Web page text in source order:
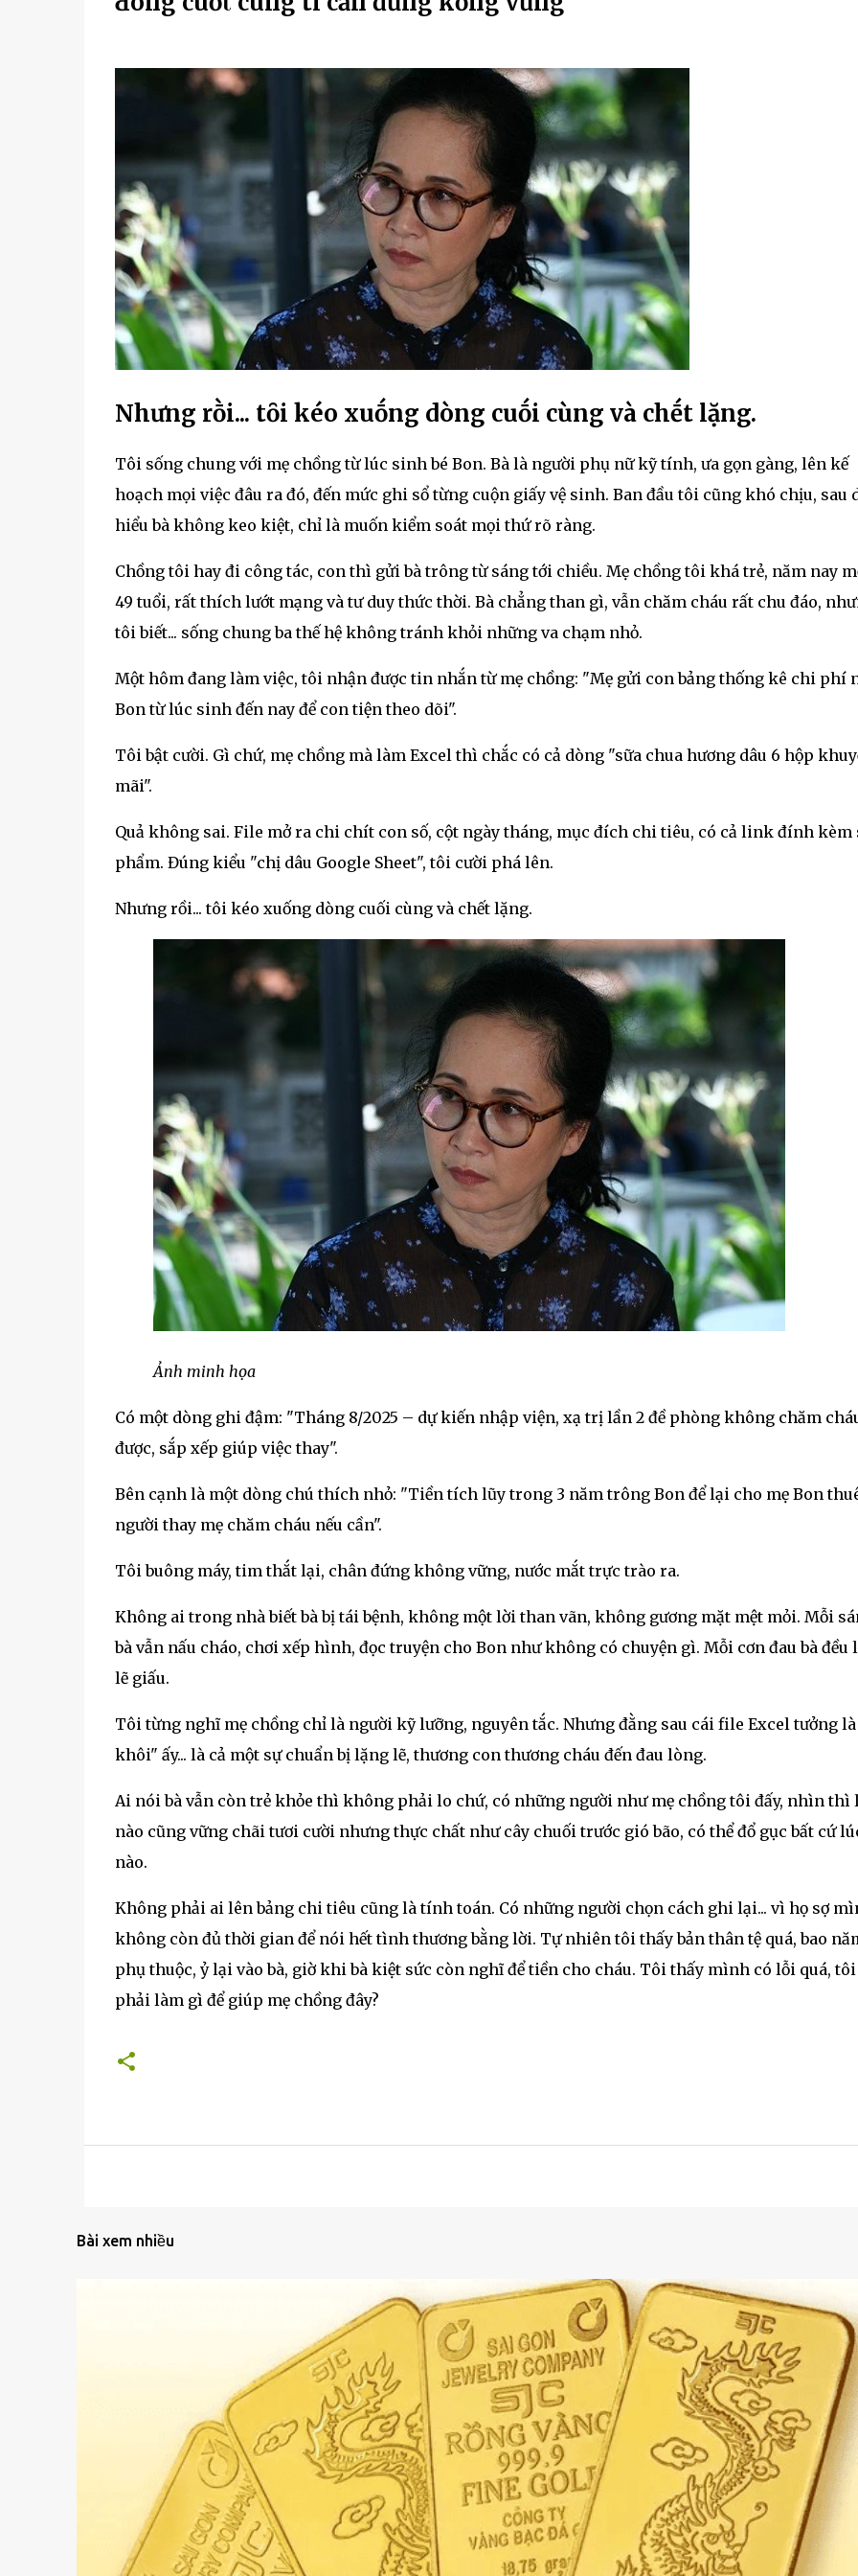
Nhưng rṑi... tȏi kéo xuṓng dòng cuṓi cùng và chḗt lặng.
Tôi sống chung với mẹ chồng từ lúc sinh bé Bon. Bà là người phụ nữ kỹ tính, ưa gọn gàng, lên kế
hoạch mọi việc đâu ra đó, đến mức ghi sổ từng cuộn giấy vệ sinh. Ban đầu tôi cũng khó chịu, sau
hiểu bà không keo kiệt, chỉ là muốn kiểm soát mọi thứ rõ ràng.
Chồng tôi hay đi công tác, con thì gửi bà trông từ sáng tới chiều. Mẹ chồng tôi khá trẻ, năm nay
49 tuổi, rất thích lướt mạng và tư duy thức thời. Bà chẳng than gì, vẫn chăm cháu rất chu đáo,
tôi biết... sống chung ba thế hệ không tránh khỏi những va chạm nhỏ.
Một hôm đang làm việc, tôi nhận được tin nhắn từ mẹ chồng: "Mẹ gửi con bảng thống kê chi phí
Bon từ lúc sinh đến nay để con tiện theo dõi".
Tôi bật cười. Gì chứ, mẹ chồng mà làm Excel thì chắc có cả dòng "sữa chua hương dâu 6 hộp
mãi".
Quả không sai. File mở ra chi chít con số, cột ngày tháng, mục đích chi tiêu, có cả link đính kèm
phẩm. Đúng kiểu "chị dâu Google Sheet", tôi cười phá lên.
Nhưng rồi... tôi kéo xuống dòng cuối cùng và chết lặng.
Ảnh minh họa
Có một dòng ghi đậm: "Tháng 8/2025 – dự kiến nhập viện, xạ trị lần 2 đề phòng không chăm
được, sắp xếp giúp việc thay".
Bên cạnh là một dòng chú thích nhỏ: "Tiền tích lũy trong 3 năm trông Bon để lại cho mẹ Bon
người thay mẹ chăm cháu nếu cần".
Tôi buông máy, tim thắt lại, chân đứng không vững, nước mắt trực trào ra.
Không ai trong nhà biết bà bị tái bệnh, không một lời than vãn, không gương mặt mệt mỏi. Mỗi
bà vẫn nấu cháo, chơi xếp hình, đọc truyện cho Bon như không có chuyện gì. Mỗi cơn đau bà đều
lẽ giấu.
Tôi từng nghĩ mẹ chồng chỉ là người kỹ lưỡng, nguyên tắc. Nhưng đằng sau cái file Excel tưởng
khôi" ấy... là cả một sự chuẩn bị lặng lẽ, thương con thương cháu đến đau lòng.
Ai nói bà vẫn còn trẻ khỏe thì không phải lo chứ, có những người như mẹ chồng tôi đấy, nhìn thì
nào cũng vững chãi tươi cười nhưng thực chất như cây chuối trước gió bão, có thể đổ gục bất cứ
nào.
Không phải ai lên bảng chi tiêu cũng là tính toán. Có những người chọn cách ghi lại... vì họ sợ
không còn đủ thời gian để nói hết tình thương bằng lời. Tự nhiên tôi thấy bản thân tệ quá, bao
phụ thuộc, ỷ lại vào bà, giờ khi bà kiệt sức còn nghĩ để tiền cho cháu. Tôi thấy mình có lỗi quá, tôi
phải làm gì để giúp mẹ chồng đây?
Bài xem nhiều